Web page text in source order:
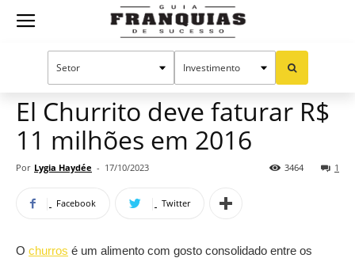
Guia
Mercado de franquias
El Churrito deve faturar R$
11 milhões em 2016
Por Lygia Haydée - 17/10/2023 1
3464
Facebook Twitter
O churros é um alimento com gosto consolidado entre os